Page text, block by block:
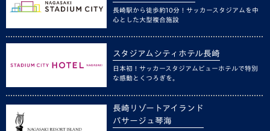
長崎駅から徒歩約10分！サッカースタジアムを中
心とした大型複合施設
スタジアムシティホテル長崎
日本初！サッカースタジアムビューホテルで特別
な感動とくつろぎを。
長崎リゾートアイランド
パサージュ琴海